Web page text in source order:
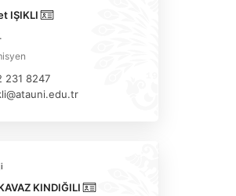
IŞIKLI
231 8247
KINDIĞILI